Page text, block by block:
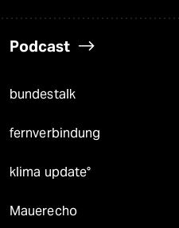
Podcast
bundestalk
fernverbindung
klima update°
Mauerecho